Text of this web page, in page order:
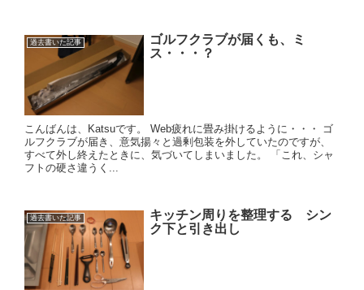
過去書いた記事
ゴルフクラブが届くも、ミ
ス・・・？
こんばんは、Katsuです。 Web疲れに畳み掛けるように・・・ ゴ
ルフクラブが届き、意気揚々と過剰包装を外していたのですが、
すべて外し終えたときに、気づいてしまいました。 「これ、シャ
フトの硬さ違うく...
過去書いた記事
キッチン周りを整理する シン
ク下と引き出し